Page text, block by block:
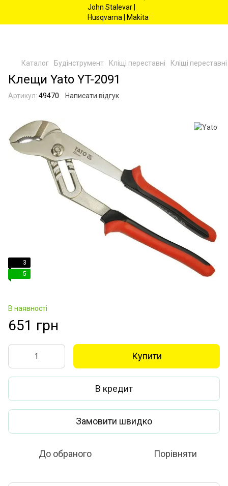
Каталог Будінструмент Кліщі переставні Кліщі
Клещи Yato YT-2091
Артикул: 49470 Написати відгук
3
5
В наявності
651 грн
Купити
В кредит
Замовити швидко
До обраного Порівняти